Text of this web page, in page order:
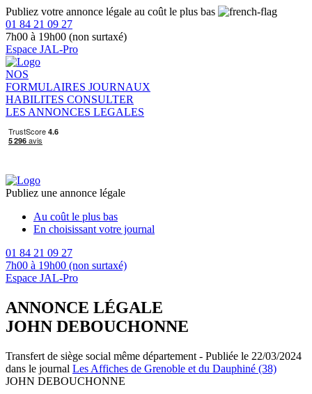
Publiez votre annonce légale au coût le plus bas
01 84 21 09 27
7h00 à 19h00 (non surtaxé)
Espace JAL-Pro
NOS
FORMULAIRES JOURNAUX
HABILITES CONSULTER
LES ANNONCES LEGALES
Publiez une annonce légale
Au coût le plus bas
En choisissant votre journal
01 84 21 09 27
7h00 à 19h00 (non surtaxé)
Espace JAL-Pro
ANNONCE LÉGALE
JOHN DEBOUCHONNE
Transfert de siège social même département - Publiée le 22/03/2024
dans le journal Les Affiches de Grenoble et du Dauphiné (38)
JOHN DEBOUCHONNE